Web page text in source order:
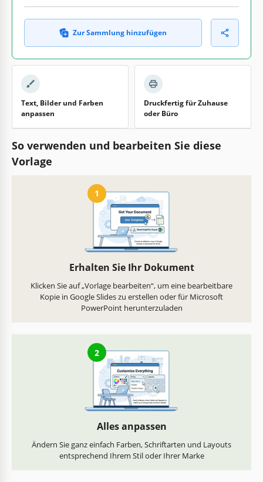
Zur Sammlung hinzufügen
Text, Bilder und Farben
anpassen
Druckfertig für Zuhause
oder Büro
So verwenden und bearbeiten Sie diese
Vorlage
1
Erhalten Sie Ihr Dokument
Klicken Sie auf „Vorlage bearbeiten“, um eine bearbeitbare
Kopie in Google Slides zu erstellen oder für Microsoft
PowerPoint herunterzuladen
2
Alles anpassen
Ändern Sie ganz einfach Farben, Schriftarten und Layouts
entsprechend Ihrem Stil oder Ihrer Marke